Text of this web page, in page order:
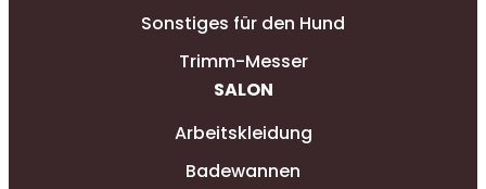
Sonstiges für den Hund
Trimm-Messer
SALON
Arbeitskleidung
Badewannen